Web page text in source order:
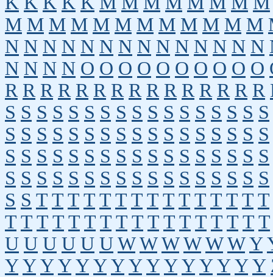
M M M M M M M M M M M M
N N N N N N N N N N N N N N
N N N N O O O O O O O O O O
R R R R R R R R R R R R R R R
S S S S S S S S S S S S S S S S S
S S S S S S S S S S S S S S S S S
S S S S S S S S S S S S S S S S S
S S S S S S S S S S S S S S S S S
S S T T T T T T T T T T T T T T T
T T T T T T T T T T T T T T T T T
U U U U U U W W W W W W Y
Y Y Y Y Y Y Y Y Y Y Y Y Y Y Y